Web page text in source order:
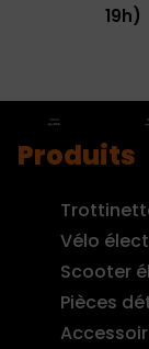
19h)
Produits
Vélo
Scooter
Pièces